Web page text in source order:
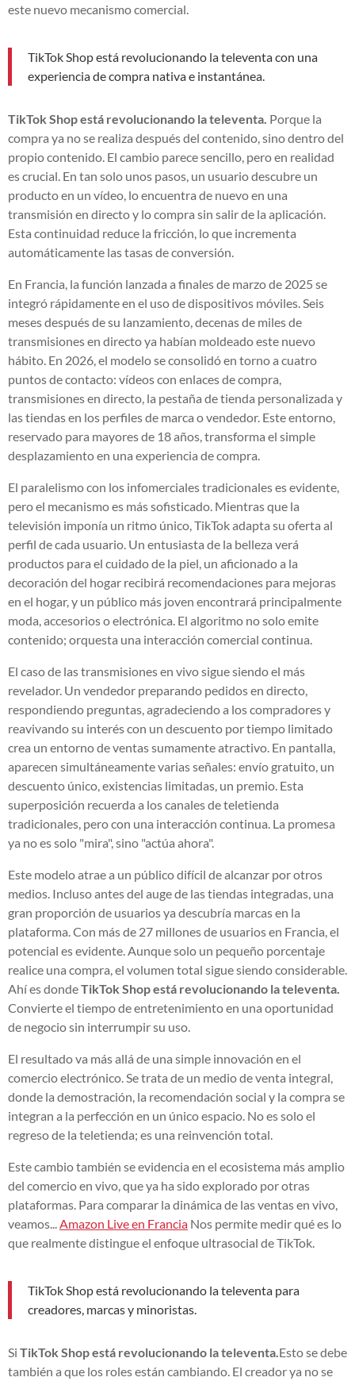
este nuevo mecanismo comercial.
TikTok Shop está revolucionando la televenta con una
experiencia de compra nativa e instantánea.
TikTok Shop está revolucionando la televenta. Porque la
compra ya no se realiza después del contenido, sino dentro del
propio contenido. El cambio parece sencillo, pero en realidad
es crucial. En tan solo unos pasos, un usuario descubre un
producto en un vídeo, lo encuentra de nuevo en una
transmisión en directo y lo compra sin salir de la aplicación.
Esta continuidad reduce la fricción, lo que incrementa
automáticamente las tasas de conversión.
En Francia, la función lanzada a finales de marzo de 2025 se
integró rápidamente en el uso de dispositivos móviles. Seis
meses después de su lanzamiento, decenas de miles de
transmisiones en directo ya habían moldeado este nuevo
hábito. En 2026, el modelo se consolidó en torno a cuatro
puntos de contacto: vídeos con enlaces de compra,
transmisiones en directo, la pestaña de tienda personalizada y
las tiendas en los perfiles de marca o vendedor. Este entorno,
reservado para mayores de 18 años, transforma el simple
desplazamiento en una experiencia de compra.
El paralelismo con los infomerciales tradicionales es evidente,
pero el mecanismo es más sofisticado. Mientras que la
televisión imponía un ritmo único, TikTok adapta su oferta al
perfil de cada usuario. Un entusiasta de la belleza verá
productos para el cuidado de la piel, un aficionado a la
decoración del hogar recibirá recomendaciones para mejoras
en el hogar, y un público más joven encontrará principalmente
moda, accesorios o electrónica. El algoritmo no solo emite
contenido; orquesta una interacción comercial continua.
El caso de las transmisiones en vivo sigue siendo el más
revelador. Un vendedor preparando pedidos en directo,
respondiendo preguntas, agradeciendo a los compradores y
reavivando su interés con un descuento por tiempo limitado
crea un entorno de ventas sumamente atractivo. En pantalla,
aparecen simultáneamente varias señales: envío gratuito, un
descuento único, existencias limitadas, un premio. Esta
superposición recuerda a los canales de teletienda
tradicionales, pero con una interacción continua. La promesa
ya no es solo "mira", sino "actúa ahora".
Este modelo atrae a un público difícil de alcanzar por otros
medios. Incluso antes del auge de las tiendas integradas, una
gran proporción de usuarios ya descubría marcas en la
plataforma. Con más de 27 millones de usuarios en Francia, el
potencial es evidente. Aunque solo un pequeño porcentaje
realice una compra, el volumen total sigue siendo considerable.
Ahí es dondeTikTok Shop está revolucionando la televenta.
Convierte el tiempo de entretenimiento en una oportunidad
de negocio sin interrumpir su uso.
El resultado va más allá de una simple innovación en el
comercio electrónico. Se trata de un medio de venta integral,
donde la demostración, la recomendación social y la compra se
integran a la perfección en un único espacio. No es solo el
regreso de la teletienda; es una reinvención total.
Este cambio también se evidencia en el ecosistema más amplio
del comercio en vivo, que ya ha sido explorado por otras
plataformas. Para comparar la dinámica de las ventas en vivo,
veamos... Amazon Live en Francia Nos permite medir qué es lo
que realmente distingue el enfoque ultrasocial de TikTok.
TikTok Shop está revolucionando la televenta para
creadores, marcas y minoristas.
Si TikTok Shop está revolucionando la televenta. Esto se debe
también a que los roles están cambiando. El creador ya no se